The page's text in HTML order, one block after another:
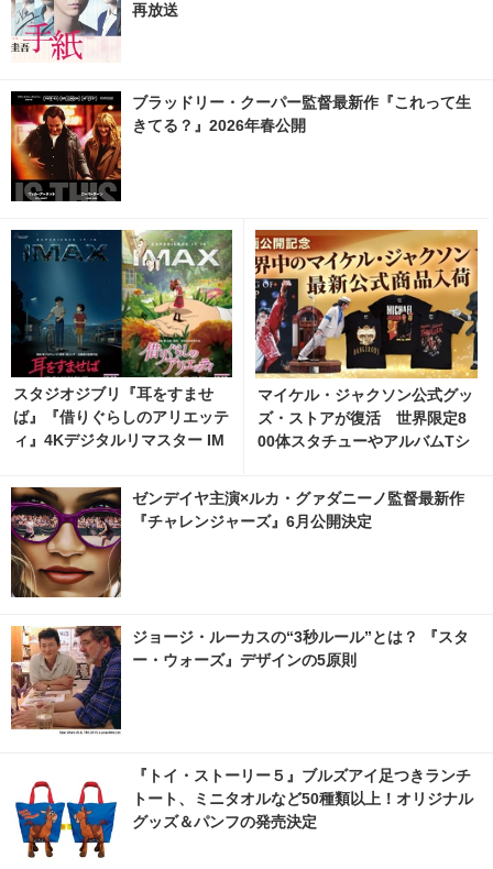
再放送
ブラッドリー・クーパー監督最新作『これって生
きてる？』2026年春公開
スタジオジブリ『耳をすませ
ば』『借りぐらしのアリエッテ
ィ』4Kデジタルリマスター IM
マイケル・ジャクソン公式グッ
ズ・ストアが復活 世界限定8
00体スタチューやアルバムTシ
ゼンデイヤ主演×ルカ・グァダニーノ監督最新作
『チャレンジャーズ』6月公開決定
ジョージ・ルーカスの“3秒ルール”とは？ 『スタ
ー・ウォーズ』デザインの5原則
『トイ・ストーリー５』ブルズアイ足つきランチ
トート、ミニタオルなど50種類以上！オリジナル
グッズ＆パンフの発売決定